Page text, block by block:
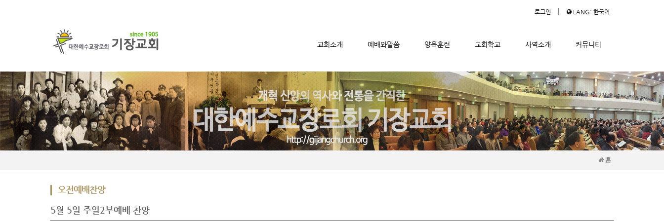
로그인 | LANG: 한국어
교회소개 예배와말씀 양육훈련 교회학교 사역소개 커뮤니티
메뉴 건너뛰기
홈
오전예배찬양
5월 5일 주일2부예배 찬양